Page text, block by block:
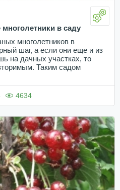
в саду
многолетников в
шаг, а если они еще и из
на дачных участках, то
Таким садом
4634